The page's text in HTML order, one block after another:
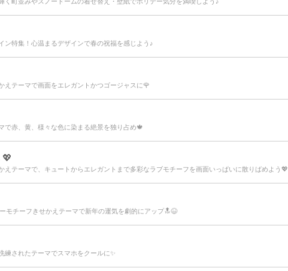
ン特集！心温まるデザインで春の祝福を感じよう♪
えテーマで画面をエレガントかつゴージャスに🌹
で赤、黄、様々な色に染まる絶景を独り占め🍁
えテーマで、キュートからエレガントまで多彩なラブモチーフを画面いっぱいに散りばめよう💖
モチーフきせかえテーマで新年の運気を劇的にアップ🔝😆
練されたテーマでスマホをクールに✨